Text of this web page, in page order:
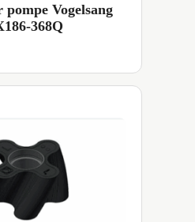
pompe Vogelsang
368Q